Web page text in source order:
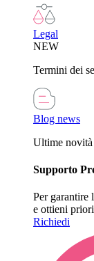
Legal
NEW
Termini dei
Blog news
Ultime
Supporto
Per garantire
e ottieni
Richiedi